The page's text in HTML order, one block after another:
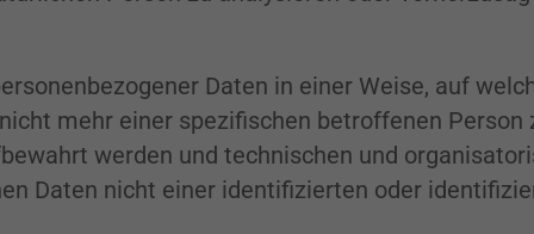
Daten in einer Weise, auf
mehr einer spezifischen betroffenen Person
werden und technischen und
Daten nicht einer identifizierten oder